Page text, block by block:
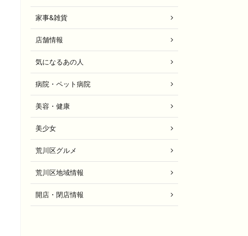
家事&雑貨
店舗情報
気になるあの人
病院・ペット病院
美容・健康
美少女
荒川区グルメ
荒川区地域情報
開店・閉店情報